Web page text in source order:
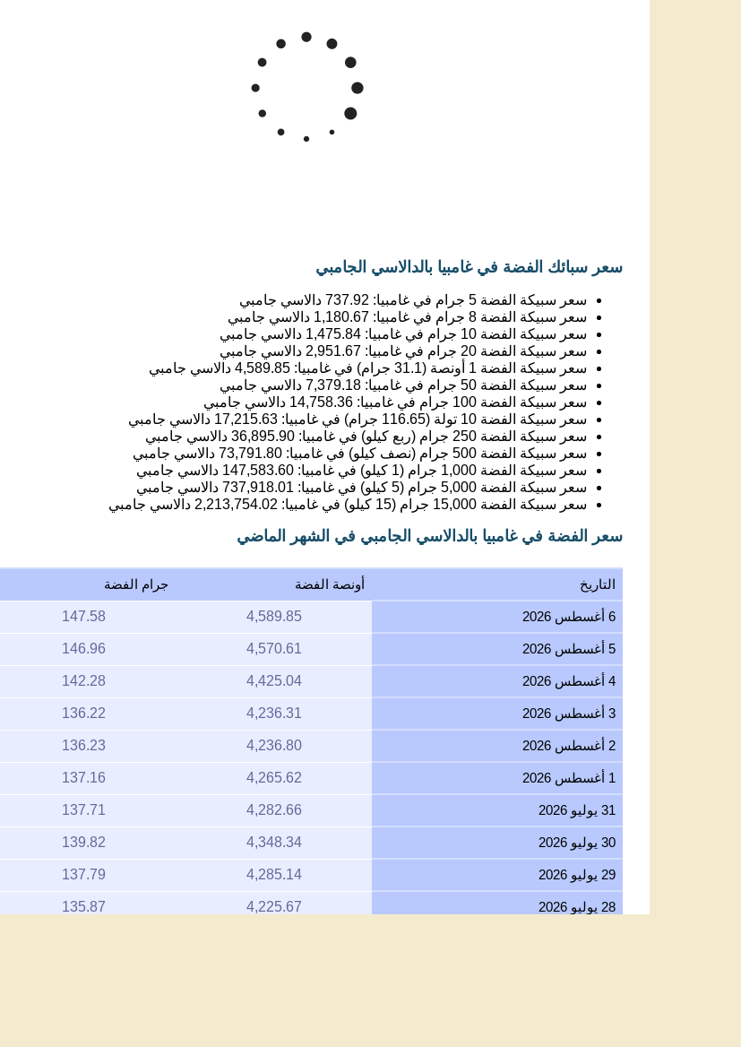
سعر الفضة بـدالاسي جامبي للأونصة
May '26
سعر سبيكة الفضة 5 جرام في غامبيا: 737.92دالاسي جامبي
سعر سبيكة الفضة 10 جرام في غامبيا:
1,475.84دالاسي جامبي
سعر سبيكة الفضة 20 جرام في غامبيا:
2,951.67دالاسي جامبي
سعر سبيكة الفضة 1 أونصة (31.1 جرام) في غامبيا:
4,589.85دالاسي جامبي
سعر سبيكة الفضة 50 جرام في غامبيا:
7,379.18 دالاسي جامبي
سعر سبيكة الفضة 100 جرام في غامبيا:
14,758.36دالاسي جامبي
سعر سبيكة الفضة 10 تولة (116.65 جرام) في غامبيا:
17,215.63
سعر سبيكة الفضة 250 جرام (ربع كيلو) في غامبيا:
36,895.90دالاسي جامبي
سعر سبيكة الفضة 500 جرام (نصف كيلو) في غامبيا:
73,791.80دالاسي جامبي
سعر سبيكة الفضة 1,000 جرام (1 كيلو) في غامبيا:
147,583.60 دالاسي جامبي
سعر سبيكة الفضة 5,000 جرام (5 كيلو) في غامبيا:
737,918.01دالاسي جامبي
سعر سبيكة الفضة 15,000 جرام (15 كيلو) في غامبيا:
2,213,754.02دالاسي جامبي
سعر الفضة في غامبيا بالدالاسي الجامبي في الشهر الماضي
التاريخ أونصة الفضة
6 أغسطس 2026 4,589.85
147.58
5 أغسطس 2026 4,570.61
146.96
4 أغسطس 2026 4,425.04
142.28
3 أغسطس 2026 4,236.31
136.22
2 أغسطس 2026 4,236.80
136.23
1 أغسطس 2026 4,265.62
137.16
31 يوليو 2026 4,282.66
137.71
30 يوليو 2026 4,348.34
139.82
29 يوليو 2026 4,285.14
137.79
28 يوليو 2026 4,225.67
135.87
27 يوليو 2026 4,329.76
139.22